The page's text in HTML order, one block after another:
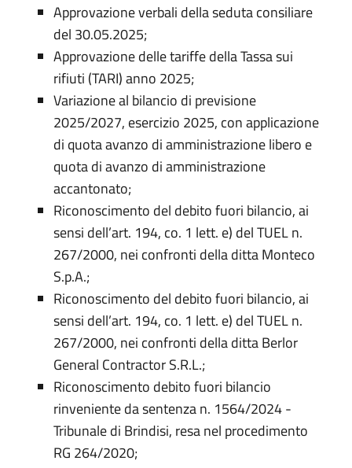
Approvazione verbali della seduta consiliare
del 30.05.2025;
Approvazione delle tariffe della Tassa sui
rifiuti (TARI) anno 2025;
Variazione al bilancio di previsione
2025/2027, esercizio 2025, con applicazione
di quota avanzo di amministrazione libero e
quota di avanzo di amministrazione
accantonato;
Riconoscimento del debito fuori bilancio, ai
sensi dell’art. 194, co. 1 lett. e) del TUEL n.
267/2000, nei confronti della ditta Monteco
S.p.A.;
Riconoscimento del debito fuori bilancio, ai
sensi dell’art. 194, co. 1 lett. e) del TUEL n.
267/2000, nei confronti della ditta Berlor
General Contractor S.R.L.;
Riconoscimento debito fuori bilancio
rinveniente da sentenza n. 1564/2024 -
Tribunale di Brindisi, resa nel procedimento
RG 264/2020;